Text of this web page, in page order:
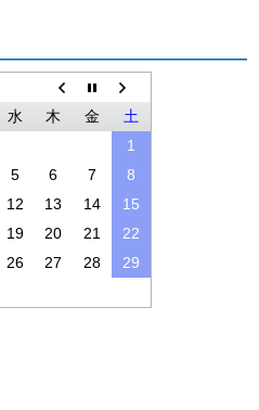
水 木 金
土
1
5 6 7
8
12 13 14
15
19 20 21
22
26 27 28
29